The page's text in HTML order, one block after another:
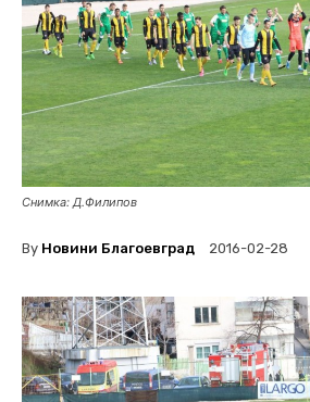
Снимка: Д.Филипов
By Новини Благоевград 2016-02-28